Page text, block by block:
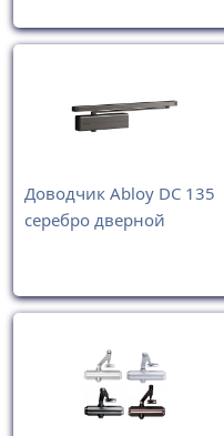
Доводчик Abloy DC 135
серебро дверной